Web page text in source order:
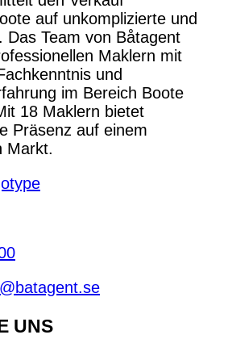
auf unkomplizierte und
Das Team von Båtagent
Maklern mit
und
im Bereich Boote
18 Maklern bietet
Präsenz auf einem
Markt.
UNS